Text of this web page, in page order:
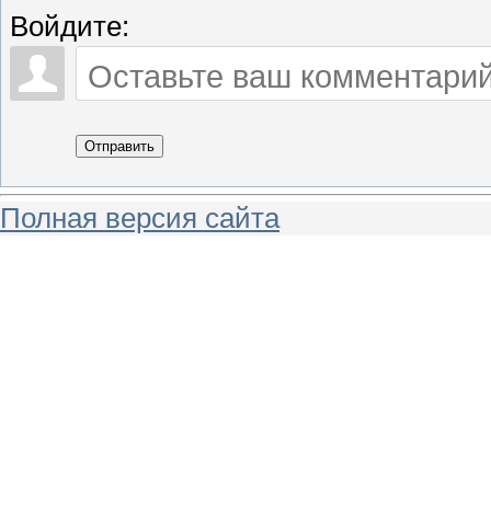
Войдите:
Отправить
Полная версия сайта